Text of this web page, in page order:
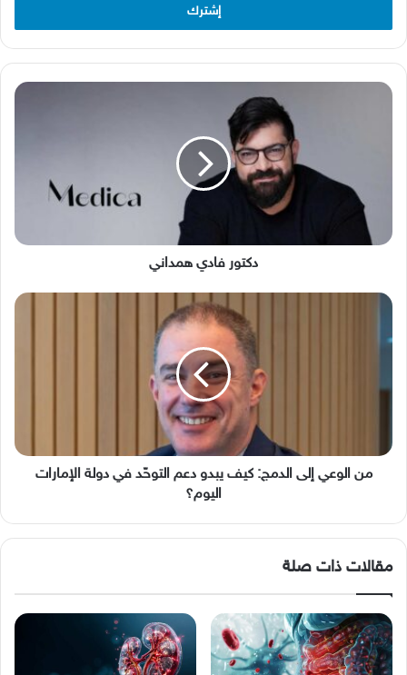
دكتور
دكتور فادي همداني
من
إلى
في
من الوعي إلى الدمج: كيف يبدو دعم التوحّد في دولة الإمارات
اليوم؟
مقالات ذات صلة